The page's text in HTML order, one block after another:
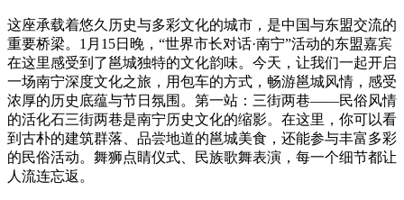
这座承载着悠久历史与多彩文化的城市，是中国与东盟交流的
重要桥梁。1月15日晚，“世界市长对话·南宁”活动的东盟嘉宾
在这里感受到了邕城独特的文化韵味。今天，让我们一起开启
一场南宁深度文化之旅，用包车的方式，畅游邕城风情，感受
浓厚的历史底蕴与节日氛围。第一站：三街两巷——民俗风情
的活化石三街两巷是南宁历史文化的缩影。在这里，你可以看
到古朴的建筑群落、品尝地道的邕城美食，还能参与丰富多彩
的民俗活动。舞狮点睛仪式、民族歌舞表演，每一个细节都让
人流连忘返。